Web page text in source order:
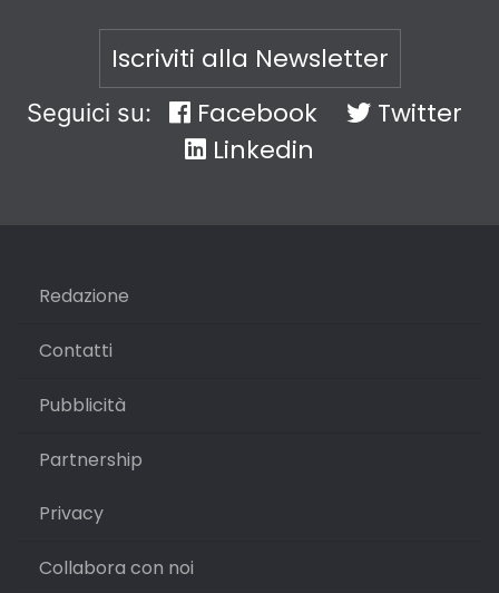
Iscriviti alla Newsletter
Seguici su: Facebook
Twitter
Linkedin
Redazione
Contatti
Pubblicità
Partnership
Privacy
Collabora con noi